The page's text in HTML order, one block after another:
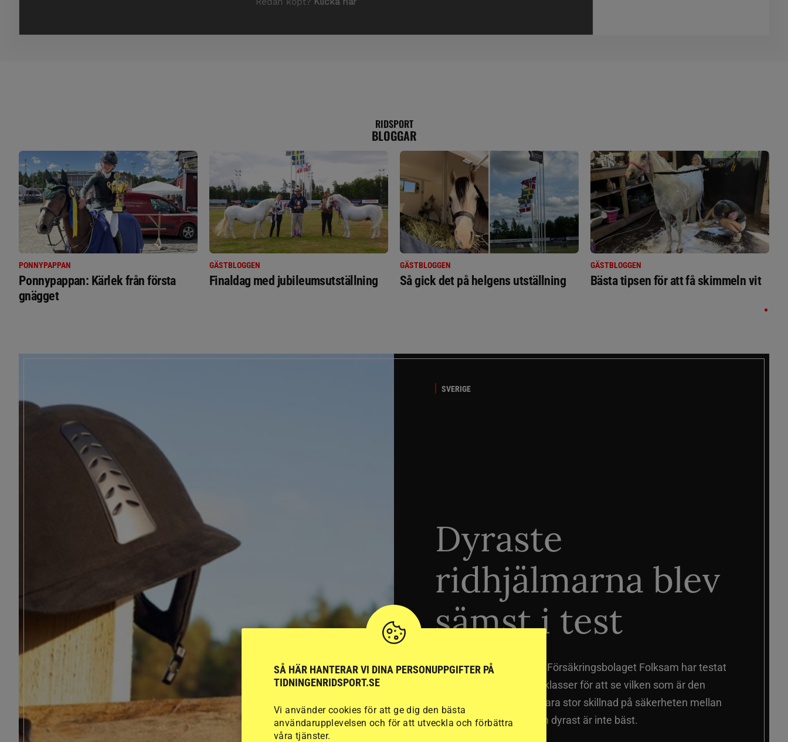
RIDSPORT
BLOGGAR
PONNYPAPPAN
Ponnypappan: Kärlek från första
gnägget
GÄSTBLOGGEN
Finaldag med jubileumsutställning
GÄSTBLOGGEN
Så gick det på helgens utställning
GÄSTBLOGGEN
Bästa tipsen för att få skimmeln vit
SVERIGE
Dyraste
ridhjälmarna blev
sämst i test
Stort test av ridhjälmar Försäkringsbolaget Folksam har testat
15 ridhjälmar i olika prisklasser för att se vilken som är den
säkraste. Det visar sig vara stor skillnad på säkerheten mellan
de olika hjälmarna – och dyrast är inte bäst.
SÅ HÄR HANTERAR VI DINA PERSONUPPGIFTER PÅ
TIDNINGENRIDSPORT.SE
Vi använder cookies för att ge dig den bästa
användarupplevelsen och för att utveckla och förbättra
våra tjänster.